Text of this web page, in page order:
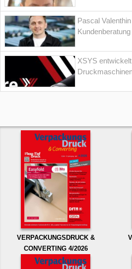
Pascal
Kundenberatung
XSYS
VERPACKUNGSDRUCK &
CONVERTING 4/2026